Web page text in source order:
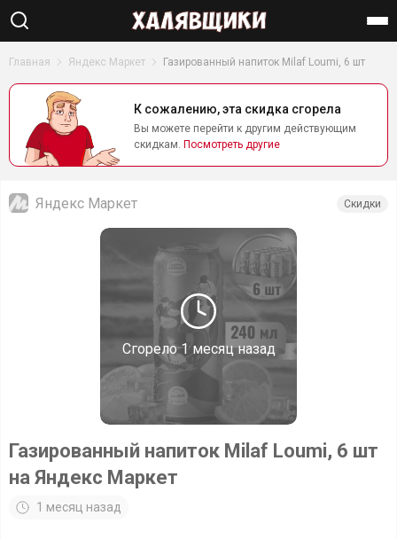
Найти
Главная Яндекс Маркет Газированный напиток Milaf Loumi, 6 шт
К сожалению, эта скидка сгорела
Вы можете перейти к другим действующим
скидкам. Посмотреть другие
Сгорело1 месяц назад
Яндекс Маркет Скидки
Газированный напиток Milaf Loumi, 6 шт
на Яндекс Маркет
1 месяц назад